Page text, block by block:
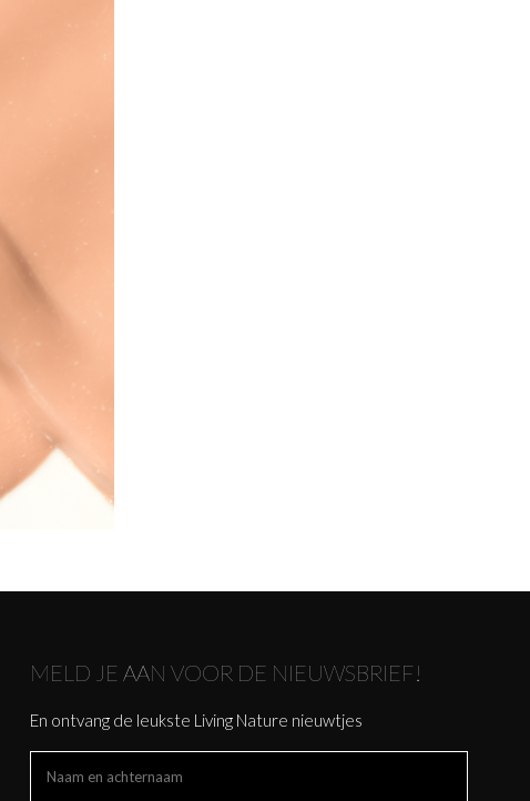
MELD JE AAN VOOR DE NIEUWSBRIEF!
En ontvang de leukste Living Nature nieuwtjes